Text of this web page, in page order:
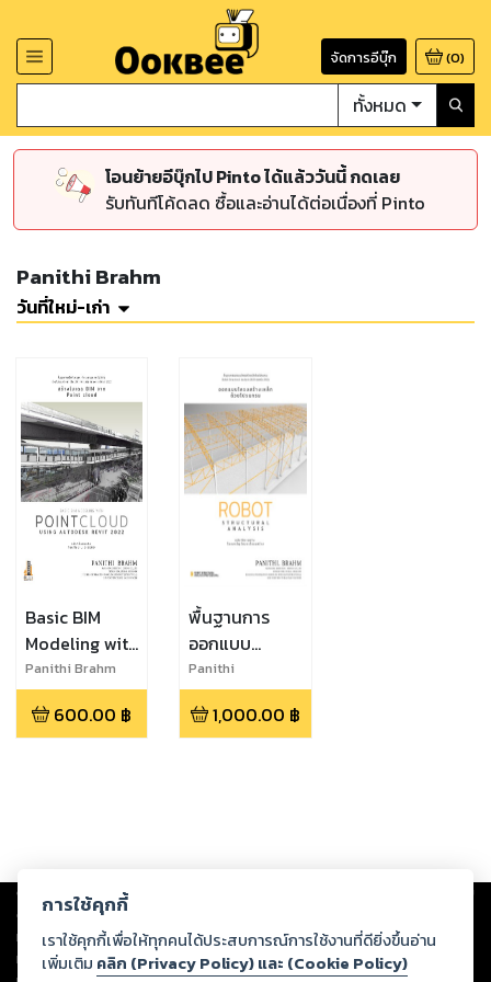
จัดการอีบุ๊ก (0)
ทั้งหมด
โอนย้ายอีบุ๊กไป Pinto ได้แล้ววันนี้ กดเลย
รับทันทีโค้ดลด ซื้อและอ่านได้ต่อเนื่องที่ Pinto
Panithi Brahm
วันที่ใหม่-เก่า
Basic BIM
Modeling with
Point Cloud
Panithi Brahm
600.00 ฿
พื้นฐานการ
ออกแบบ
โครงสร้างเหล็ก
ด้วยโปรแกรม
ROBOT
Panithi
Brahmasakha
1,000.00 ฿
Copyright © 2026
ต่อผลงานหรือเนื้อหาใดที่อัปโหลดผ่านเว็บไซต์และปรากฏว่าละเมิดสิทธิใน
ทรัพย์สินทางปัญญาของบุคคลอื่นหรือขัดต่อกฎหมายและศีลธรรม ดังนั้น ผู้อ่าน
ทุกท่านโปรดใช้วิจารณญาณในการกลั่นกรองด้วยตนเอง และหากท่านพบว่าส่วน
การใช้คุกกี้
เราใช้คุกกี้เพื่อให้ทุกคนได้ประสบการณ์การใช้งานที่ดียิ่งขึ้นอ่าน
เพิ่มเติม คลิก (Privacy Policy) และ (Cookie Policy)